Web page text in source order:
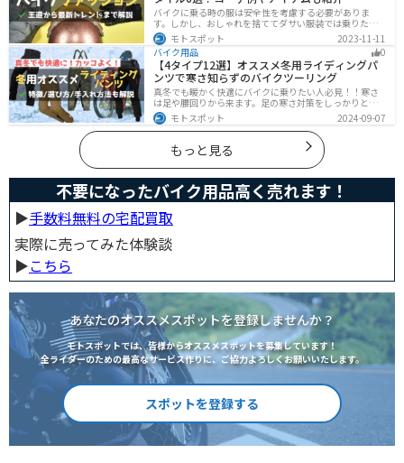
バイクに乗る時の服は安全性を考慮する必要がありま
す。しかし、おしゃれを捨ててダサい服装では乗りたく
ないですよね？せっかくならカッコよく風を切って街を
歩きたいもの。この記事では、そんな願いを叶えるた
め、王道から流行ファッションまでバイクに乗るときの
ファッションを解説します。
モトスポット
2023-11-11
バイク用品
0
【4タイプ12選】オススメ冬用ライディングパ
ンツで寒さ知らずのバイクツーリング
真冬でも暖かく快適にバイクに乗りたい人必見！！寒さ
は足や腰回りから来ます。足の寒さ対策をしっかりとす
ることで、体全体の寒さを防ぎ快適なバイクツーリング
を楽しむことができます。この記事では、4つのタイプ別
に真冬でも使えるライディングパンツを12選紹介しま
モトスポット 2024-09-07
もっと見る
不要になったバイク用品高く売れます！
▶︎手数料無料の宅配買取
実際に売ってみた体験談
▶︎こちら
あなたのオススメスポットを登録しませんか？
モトスポットでは、皆様からオススメスポットを募集しています！
全ライダーのための最高なサービス作りに、ご協力よろしくお願いいたします。
スポットを登録する